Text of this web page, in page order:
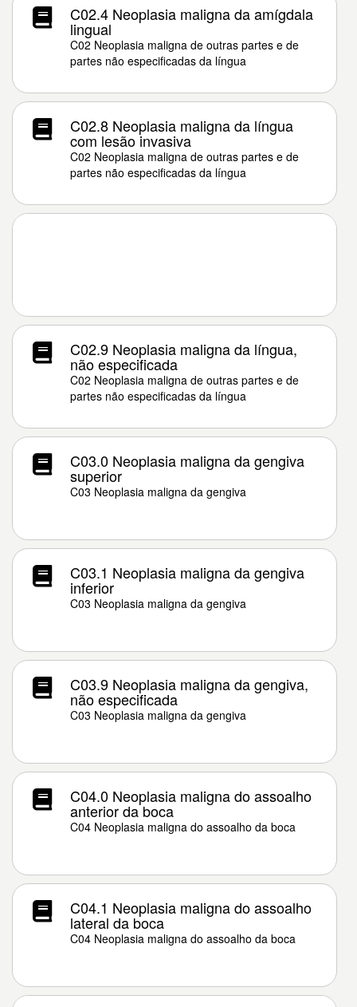
C02.4 Neoplasia maligna da amígdala
lingual
C02 Neoplasia maligna de outras partes e de
partes não especificadas da língua
C02.8 Neoplasia maligna da língua
com lesão invasiva
C02 Neoplasia maligna de outras partes e de
partes não especificadas da língua
C02.9 Neoplasia maligna da língua,
não especificada
C02 Neoplasia maligna de outras partes e de
partes não especificadas da língua
C03.0 Neoplasia maligna da gengiva
superior
C03 Neoplasia maligna da gengiva
C03.1 Neoplasia maligna da gengiva
inferior
C03 Neoplasia maligna da gengiva
C03.9 Neoplasia maligna da gengiva,
não especificada
C03 Neoplasia maligna da gengiva
C04.0 Neoplasia maligna do assoalho
anterior da boca
C04 Neoplasia maligna do assoalho da boca
C04.1 Neoplasia maligna do assoalho
lateral da boca
C04 Neoplasia maligna do assoalho da boca